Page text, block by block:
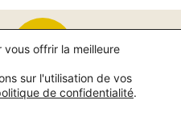
confidentialité
vous offrir la meilleure
sur l'utilisation de vos
de confidentialité.